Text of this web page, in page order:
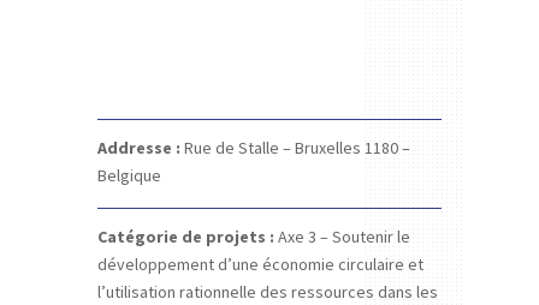
Addresse : Rue de Stalle – Bruxelles 1180 –
Belgique
Catégorie de projets : Axe 3 – Soutenir le
développement d’une économie circulaire et
l’utilisation rationnelle des ressources dans les